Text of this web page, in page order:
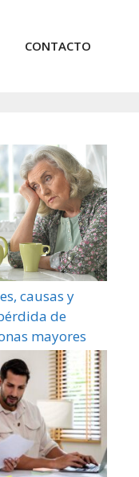
CONTACTO
causas y
de
mayores